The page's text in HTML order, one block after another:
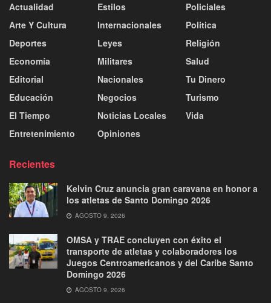
Actualidad
Arte Y Cultura
Deportes
Economía
Editorial
Educación
El Tiempo
Entretenimiento
Estilos
Internacionales
Leyes
Militares
Nacionales
Negocios
Noticias Locales
Opiniones
Policiales
Politica
Religión
Salud
Tu Dinero
Turismo
Vida
Recientes
Kelvin Cruz anuncia gran caravana en honor a
los atletas de Santo Domingo 2026
AGOSTO 9, 2026
OMSA y TRAE concluyen con éxito el
transporte de atletas y colaboradores los
Juegos Centroamericanos y del Caribe Santo
Domingo 2026
AGOSTO 9, 2026